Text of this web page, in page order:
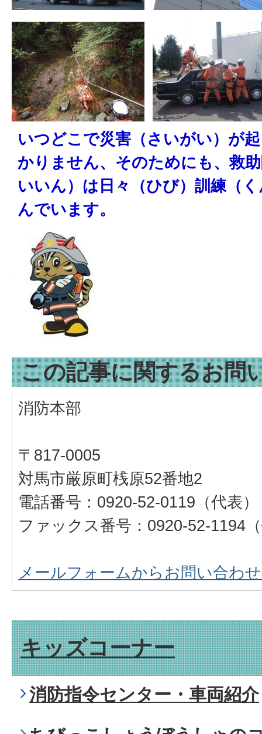
いつどこで災害（さいがい）が
かりません、そのためにも、救
いいん）は日々（ひび）訓練（
んでいます。
この記事に関するお問
消防本部
〒817-0005
対馬市厳原町桟原52番地2
電話番号：0920-52-0119（代表）
ファックス番号：0920-52-1194
メールフォームからお問い合わ
キッズコーナー
消防指令センター・車両紹介